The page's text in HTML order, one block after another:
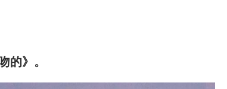
的》。